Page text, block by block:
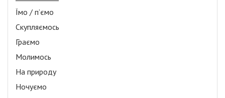
Їмо / п’ємо
Скупляємось
Граємо
Молимось
На природу
Ночуємо